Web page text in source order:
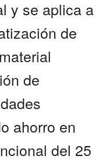
y se aplica a
de
de
ahorro en
del 25